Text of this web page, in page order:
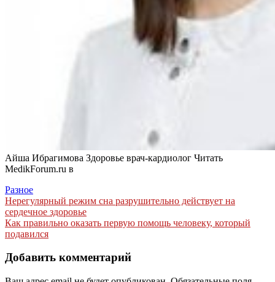
Айша Ибрагимова Здоровье врач-кардиолог Читать
MedikForum.ru в
Разное
Навигация
по
записям
Нерегулярный режим сна разрушительно действует на
сердечное здоровье
Как правильно оказать первую помощь человеку, который
подавился
Добавить комментарий